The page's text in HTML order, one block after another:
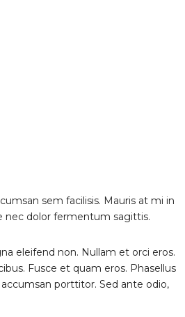
sem facilisis. Mauris at mi in
nec dolor fermentum sagittis.
eleifend non. Nullam et orci eros.
Fusce et quam eros. Phasellus
porttitor. Sed ante odio,